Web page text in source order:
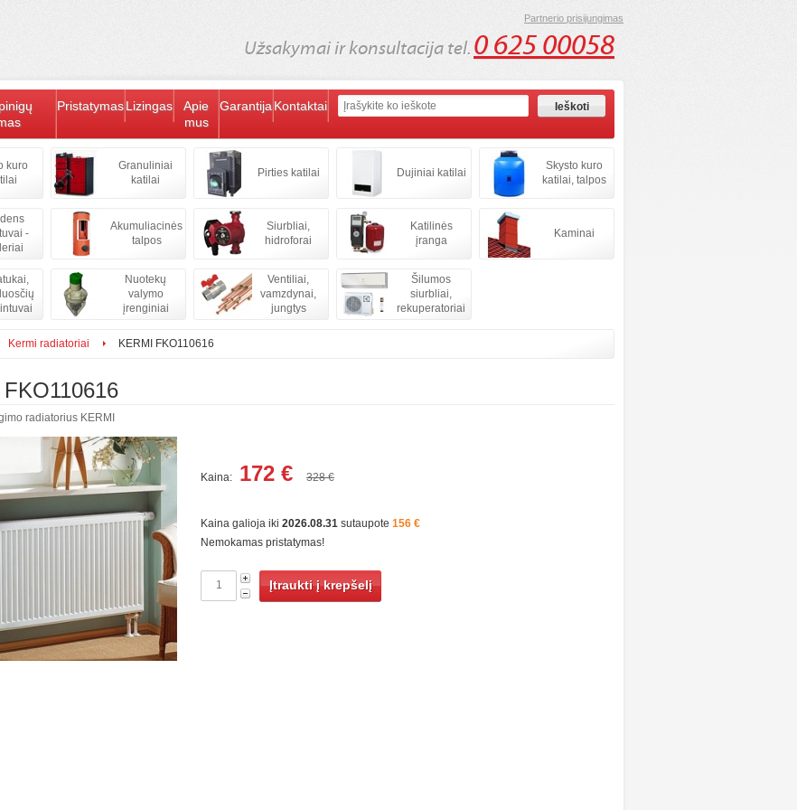
Užsakymai ir konsultacija tel. 0 625 00058
Partnerio prisijungimas
PristatymasLizingas
Apie
mus
GarantijaKontaktai
kuro
Granuliniai
katilai
Pirties katilai Dujiniai katilai
Skysto kuro
katilai, talpos
-
Akumuliacinės
talpos
Siurbliai,
hidroforai
Katilinės
įranga
Kaminai
Nuotekų
valymo
įrenginiai
Ventiliai,
vamzdynai,
jungtys
Šilumos
siurbliai,
rekuperatoriai
Kermi radiatoriai KERMI FKO110616
radiatorius KERMI
Kaina: 172 € 328 €
Kaina galioja iki 2026.08.31 sutaupote 156 ‎€
Nemokamas pristatymas!
Įtraukti į krepšelį